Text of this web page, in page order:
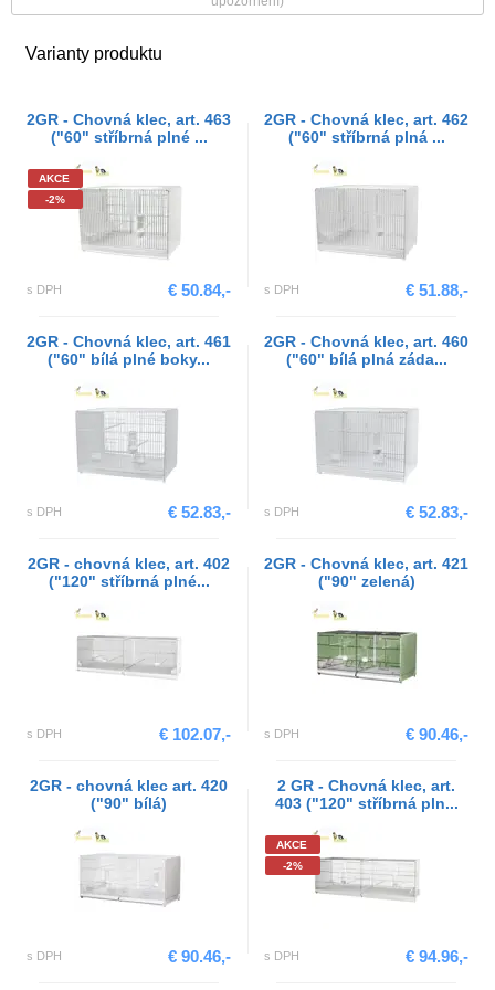
Varianty produktu
2GR - Chovná klec, art. 463
("60" stříbrná plné ...
AKCE
-2%
s DPH € 50.84,-
2GR - Chovná klec, art. 462
("60" stříbrná plná ...
s DPH € 51.88,-
2GR - Chovná klec, art. 461
("60" bílá plné boky...
s DPH € 52.83,-
2GR - Chovná klec, art. 460
("60" bílá plná záda...
s DPH € 52.83,-
2GR - chovná klec, art. 402
("120" stříbrná plné...
s DPH € 102.07,-
2GR - Chovná klec, art. 421
("90" zelená)
s DPH € 90.46,-
2GR - chovná klec art. 420
("90" bílá)
s DPH € 90.46,-
2 GR - Chovná klec, art.
403 ("120" stříbrná pln...
AKCE
-2%
s DPH € 94.96,-